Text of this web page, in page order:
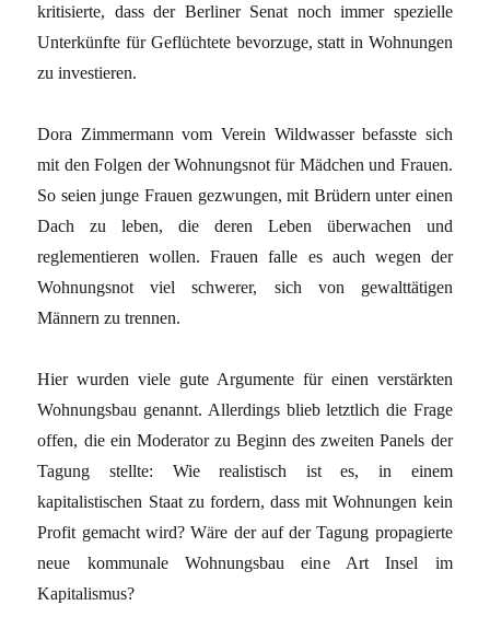
kritisierte, dass der Berliner Senat noch immer spezielle
Unterkünfte für Geflüchtete bevorzuge, statt in Wohnungen
zu investieren.
Dora Zimmermann vom Verein Wildwasser befasste sich
mit den Folgen der Wohnungsnot für Mädchen und Frauen.
So seien junge Frauen gezwungen, mit Brüdern unter einen
Dach zu leben, die deren Leben überwachen und
reglementieren wollen. Frauen falle es auch wegen der
Wohnungsnot viel schwerer, sich von gewalttätigen
Männern zu trennen.
Hier wurden viele gute Argumente für einen verstärkten
Wohnungsbau ­genannt. Allerdings blieb letztlich die Frage
offen, die ein Moderator zu ­Beginn des zweiten Panels der
Tagung stellte: Wie realistisch ist es, in einem
kapitalistischen Staat zu fordern, dass mit Wohnungen kein
Profit gemacht wird? Wäre der auf der Tagung propagierte
neue kommunale Wohnungsbau eine Art Insel im
Kapitalismus?